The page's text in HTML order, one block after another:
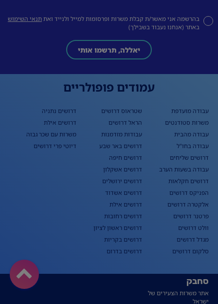
בהרשמה אני מאשר/ת קבלת משרות ופרסומות למייל ולנייד ואתתנאי השימוש
באתר (אנחנו נעבוד בשבילך)
יאללה, תרשמו אותי
עמודים פופולריים
עבודה מועדפת
משרות סטודנטים
עבודה מהבית
עבודה בחו"ל
דרושים שליחים
עבודה בשעות הערב
דרושים חקלאות
הפניקס דרושים
אלקטרה דרושים
פרטנר דרושים
וולט דרושים
מגדל דרושים
סלקום דרושים
שטראוס דרושים
הראל דרושים
עבודות מזדמנות
דרושים באר שבע
דרושים חיפה
דרושים אשקלון
דרושים ירושלים
דרושים אשדוד
דרושים אילת
דרושים רחובות
דרושים ראשון לציון
דרושים בקריות
דרושים בדרום
דרושים נתניה
דרושים אילת
משרות עם שכר גבוה
דיוטי פרי דרושים
סחבק
אתר משרות הצעירים של
ישראל